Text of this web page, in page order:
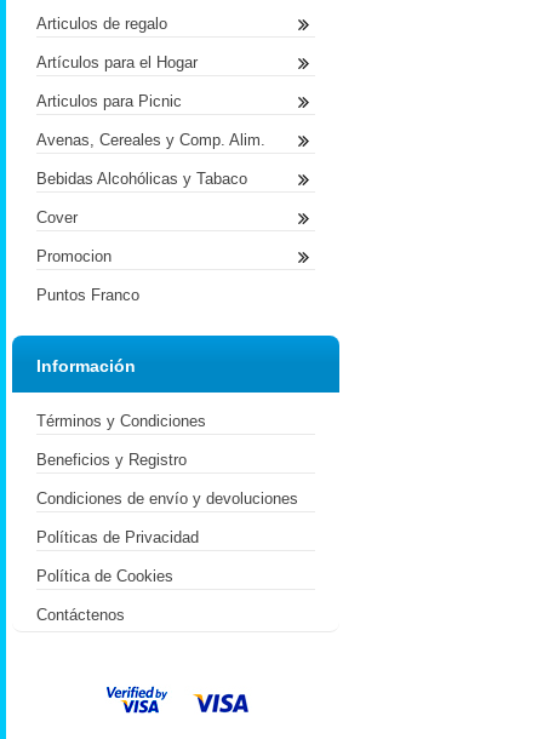
Articulos de regalo
Artículos para el Hogar
Articulos para Picnic
Avenas, Cereales y Comp. Alim.
Bebidas Alcohólicas y Tabaco
Cover
Promocion
Puntos Franco
Información
Términos y Condiciones
Beneficios y Registro
Condiciones de envío y devoluciones
Políticas de Privacidad
Política de Cookies
Contáctenos